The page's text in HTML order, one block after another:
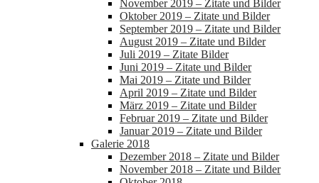
November 2019 – Zitate und Bilder
Oktober 2019 – Zitate und Bilder
September 2019 – Zitate und Bilder
August 2019 – Zitate und Bilder
Juli 2019 – Zitate Bilder
Juni 2019 – Zitate und Bilder
Mai 2019 – Zitate und Bilder
April 2019 – Zitate und Bilder
März 2019 – Zitate und Bilder
Februar 2019 – Zitate und Bilder
Januar 2019 – Zitate und Bilder
Galerie 2018
Dezember 2018 – Zitate und Bilder
November 2018 – Zitate und Bilder